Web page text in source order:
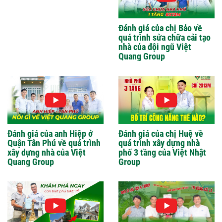
Đánh giá của chị Bảo về
quá trình sửa chữa cải tạo
nhà của đội ngũ Việt
Quang Group
Đánh giá của anh Hiệp ở
Quận Tân Phú về quá trình
xây dựng nhà của Việt
Quang Group
Đánh giá của chị Huệ về
quá trình xây dựng nhà
phố 3 tầng của Việt Nhật
Group